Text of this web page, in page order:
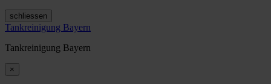
schliessen
Tankreinigung Bayern
Tankreinigung Bayern
×